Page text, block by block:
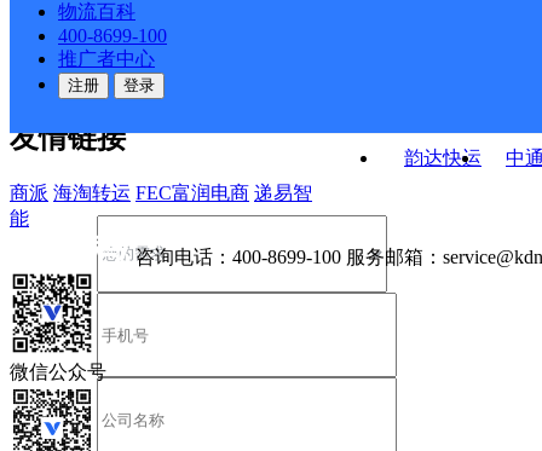
物流百科
400-8699-100
推广者中心
注册 登录
韵达快运
中
公司介绍 企业动态
合作伙伴 快递鸟接口服务协议
户隐私政策
友情链接
商派 海淘转运 FEC富润电商 递易智
能
咨询电话： 400-8699-100 服务邮箱：
微信公众号